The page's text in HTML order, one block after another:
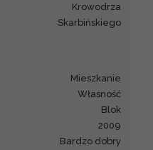
Krowodrza
Skarbińskiego
mieszkanie
Własność
blok
2009
Bardzo dobry